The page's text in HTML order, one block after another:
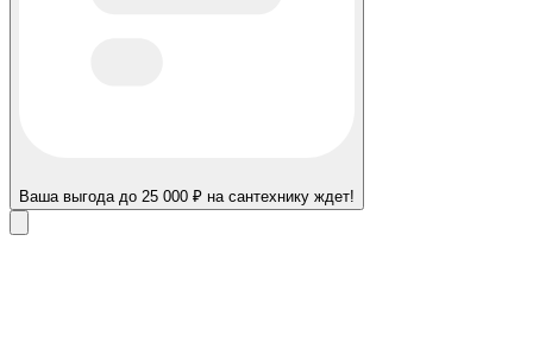
Ваша выгода до 25 000 ₽ на сантехнику ждет!